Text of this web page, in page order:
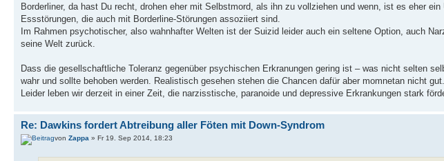
Borderliner, da hast Du recht, drohen eher mit Selbstmord, als ihn zu vollziehen und wenn, ist es eher
Essstörungen, die auch mit Borderline-Störungen assoziiert sind.
Im Rahmen psychotischer, also wahnhafter Welten ist der Suizid leider auch ein seltene Option, auch
seine Welt zurück.
Dass die gesellschaftliche Toleranz gegenüber psychischen Erkranungen gering ist – was nicht selten
wahr und sollte behoben werden. Realistisch gesehen stehen die Chancen dafür aber momnetan nicht gut.
Leider leben wir derzeit in einer Zeit, die narzisstische, paranoide und depressive Erkrankungen stark
Re: Dawkins fordert Abtreibung aller Föten mit Down-Syndrom
von Zappa » Fr 19. Sep 2014, 18:23